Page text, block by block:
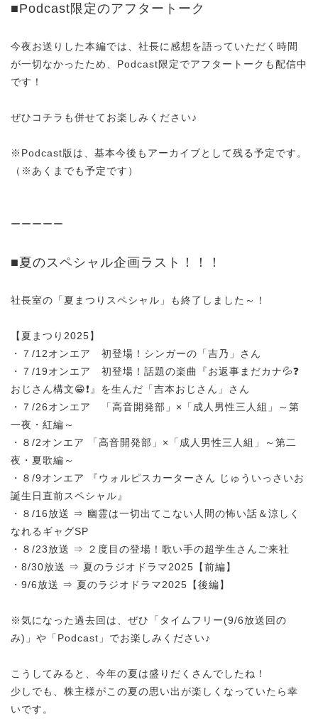
■Podcast限定のアフタートーク
今夜お送りした本編では、社長に感想を語っていただく時間
が一切なかったため、Podcast限定でアフタートークも配信中
です！
ぜひコチラも併せてお楽しみください♪
※Podcast版は、基本今後もアーカイブとして残る予定です。
（※あくまでも予定です）
ーーーーー
■夏のスペシャル企画ラスト！！！
社長室の「夏まつりスペシャル」も終了しました～！
【夏まつり2025】
・７/12オンエア 初登場！シンガーの「吉乃」さん
・７/19オンエア 初登場！話題の楽曲『お返事まだカナ💦❓
おじさん構文😁❗️』を生んだ「吉本おじさん」さん
・７/26オンエア 「高音開発部」×「成人男性三人組」～第
一夜・紅編～
・８/2オンエア 「高音開発部」×「成人男性三人組」～第二
夜・夏歌編～
・８/9オンエア 『ウォルピスカーターさん じゅういっさいお
誕生日直前スペシャル』
・８/16放送 ⇒ 幽霊は一切出てこない人間の怖い話＆涼しく
なれるギャグSP
・８/23放送 ⇒ ２度目の登場！歌い手の超学生さんご来社
・8/30放送 ⇒ 夏のラジオドラマ2025【前編】
・9/6放送 ⇒ 夏のラジオドラマ2025【後編】
※気になった過去回は、ぜひ「タイムフリー(9/6放送回の
み)」や「Podcast」でお楽しみください♪
こうしてみると、今年の夏は盛りだくさんでしたね！
少しでも、株主様がこの夏の思い出が楽しくなっていたら幸
いです。